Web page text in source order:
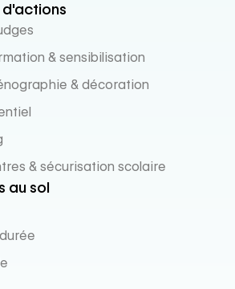
d'actions
& sensibilisation
& décoration
& sécurisation scolaire
au sol